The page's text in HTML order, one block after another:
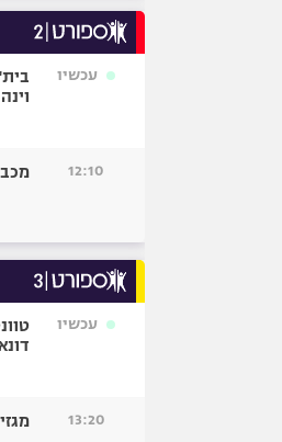
עכשיו
וינה
12:10
עכשיו
13:20